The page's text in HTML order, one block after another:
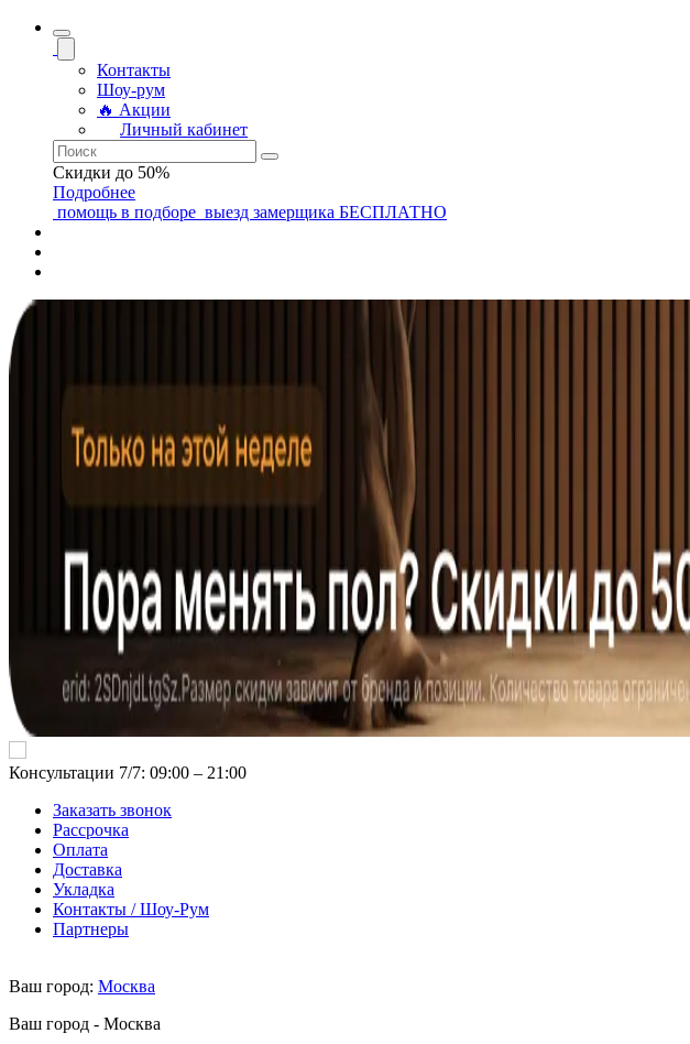
Контакты
Шоу-рум
🔥 Акции
Личный кабинет
Скидки до 50%
Подробнее
помощь в подборе выезд замерщика БЕСПЛАТНО
Консультации 7/7: 09:00 ‒ 21:00
Заказать звонок
Рассрочка
Оплата
Доставка
Укладка
Контакты / Шоу-Рум
Партнеры
Ваш город: Москва
Ваш город - Москва